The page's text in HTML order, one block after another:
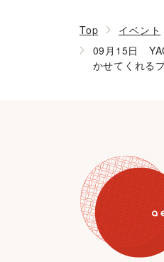
Top
イベント
09月15日
かせてくれる